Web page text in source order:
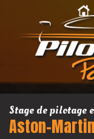
Stage de pilotage
Aston-